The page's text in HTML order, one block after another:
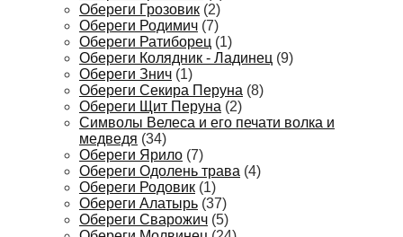
Обереги Грозовик (2)
Обереги Родимич (7)
Обереги Ратиборец (1)
Обереги Колядник - Ладинец (9)
Обереги Знич (1)
Обереги Секира Перуна (8)
Обереги Щит Перуна (2)
Символы Велеса и его печати волка и
медведя (34)
Обереги Ярило (7)
Обереги Одолень трава (4)
Обереги Родовик (1)
Обереги Алатырь (37)
Обереги Сварожич (5)